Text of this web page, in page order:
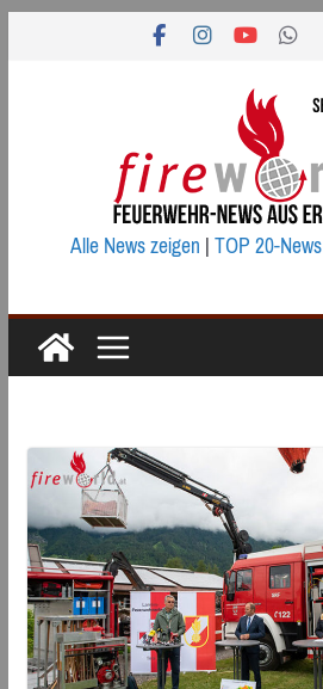
Alle News zeigen|TOP 20-News